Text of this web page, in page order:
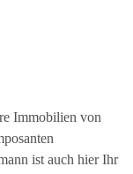
Immobilien von
ist auch hier Ihr